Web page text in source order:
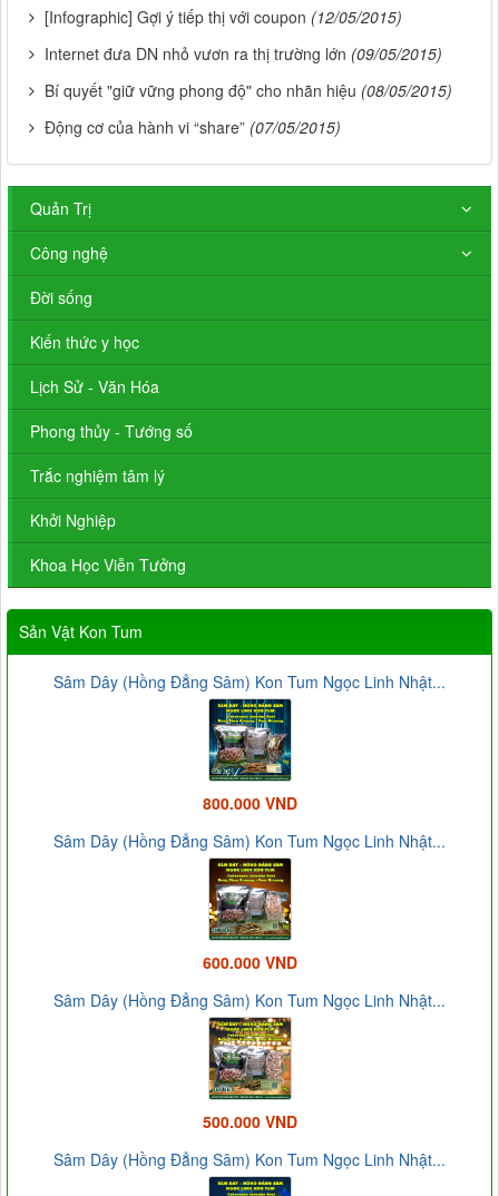
[Infographic] Gợi ý tiếp thị với coupon (12/05/2015)
Internet đưa DN nhỏ vươn ra thị trường lớn (09/05/2015)
Bí quyết "giữ vững phong độ" cho nhãn hiệu (08/05/2015)
Động cơ của hành vi “share” (07/05/2015)
Quản Trị
Công nghệ
Đời sống
Kiến thức y học
Lịch Sử - Văn Hóa
Phong thủy - Tướng số
Trắc nghiệm tâm lý
Khởi Nghiệp
Khoa Học Viễn Tưởng
Sản Vật Kon Tum
Sâm Dây (Hồng Đẳng Sâm) Kon Tum Ngọc Linh Nhật...
800.000 VND
Sâm Dây (Hồng Đẳng Sâm) Kon Tum Ngọc Linh Nhật...
600.000 VND
Sâm Dây (Hồng Đẳng Sâm) Kon Tum Ngọc Linh Nhật...
500.000 VND
Sâm Dây (Hồng Đẳng Sâm) Kon Tum Ngọc Linh Nhật...